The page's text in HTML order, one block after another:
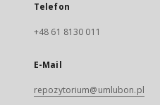
Telefon
+48 61 8130 011
E-Mail
repozytorium@umlubon.pl